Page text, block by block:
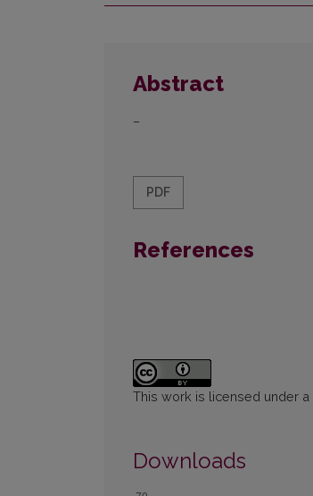
Abstract
–
PDF
References
This work is licensed under a
Downloads